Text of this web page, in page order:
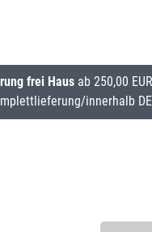
frei Haus ab 250,00
innerhalb